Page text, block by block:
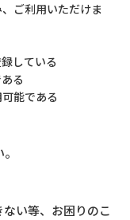
ご利用いただけま
している
る
能である
い等、お困りのこ